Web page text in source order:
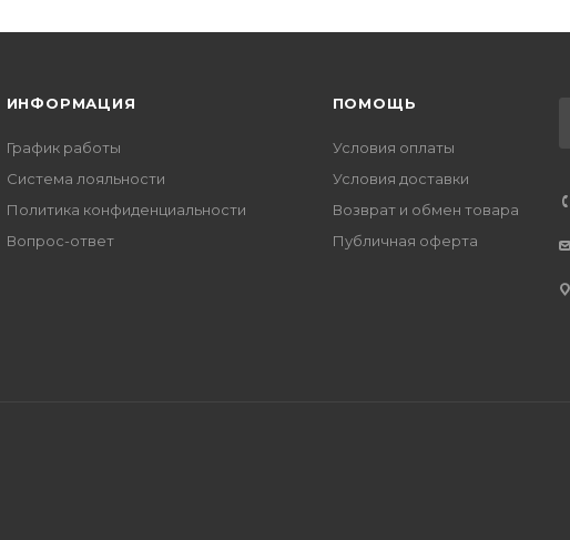
ИНФОРМАЦИЯ
График работы
Система лояльности
Политика конфиденциальности
Вопрос-ответ
ПОМОЩЬ
Условия оплаты
Условия доставки
Возврат и обмен товара
Публичная оферта